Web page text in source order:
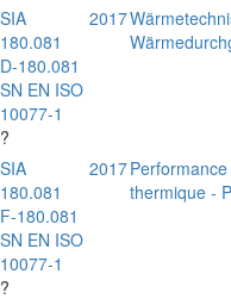
SIA
180.081
D-180.081
SN EN ISO
10077-1
?
2017
SIA
180.081
F-180.081
SN EN ISO
10077-1
?
2017
thermique -